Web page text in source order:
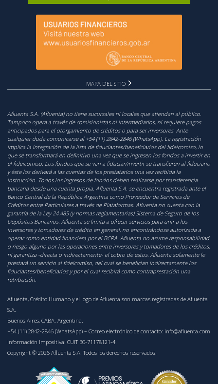
MAPA DEL SITIO
Afluenta S.A. (Afluenta) no tiene sucursales ni locales que atiendan al público.
Tampoco opera a través de comisionistas ni intermediarios, ni requiere pagos
anticipados para el otorgamiento de créditos o para ser inversores. Ante
cualquier duda comunicarse al +54 (11) 2842-2846 (WhatsApp). La registración
implica la integración de la lista de fiduciantes/beneficiarios del fideicomiso, lo
que se transformará en definitivo una vez que se ingresen los fondos a invertir en
el fideicomiso. Los fondos que se van a fiduciar/invertir se transfieren al fiduciario
y éste los derivará a las cuentas de los prestatarios una vez recibida la
instrucción. Todos los ingresos de fondos deben realizarse por transferencia
bancaria desde una cuenta propia. Afluenta S.A. se encuentra registrada ante el
Banco Central de la República Argentina como Proveedor de Servicios de
Créditos entre Particulares a través de Plataformas. Afluenta no cuenta con la
garantía de la Ley 24.485 (y normas reglamentarias) Sistema de Seguro de los
Depósitos Bancarios. Afluenta se limita a ofrecer servicios para unir a los
inversores y tomadores de crédito en general, no encontrándose autorizada a
operar como entidad financiera por el BCRA. Afluenta no asume responsabilidad
o riesgo alguno por las operaciones entre inversores y tomadores de los créditos,
ni garantiza -directa o indirectamente- el cobro de estos. Afluenta solamente le
prestará un servicio al fideicomiso, del cual se benefician indirectamente los
fiduciantes/beneficiarios y por el cual recibirá como contraprestación una
retribución.
Afluenta, Crédito Humano y el logo de Afluenta son marcas registradas de Afluenta
S.A.
Buenos Aires, CABA. Argentina.
+54 (11) 2842-2846 (WhatsApp) – Correo electrónico de contacto: info@afluenta.com
Información Impositiva: CUIT 30-71178121-4.
Copyright © 2026 Afluenta S.A. Todos los derechos reservados.